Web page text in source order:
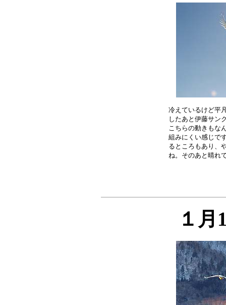
冷えているけど平
したあと伊藤サン
こちらの動きもな
組みにくい感じで
るところもあり、
１月